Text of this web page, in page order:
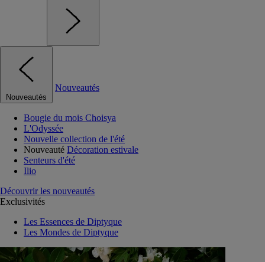
Nouveautés
Nouveautés
Bougie du mois Choisya
L'Odyssée
Nouvelle collection de l'été
Nouveauté Décoration estivale
Senteurs d'été
Ilio
Découvrir les nouveautés
Exclusivités
Les Essences de Diptyque
Les Mondes de Diptyque